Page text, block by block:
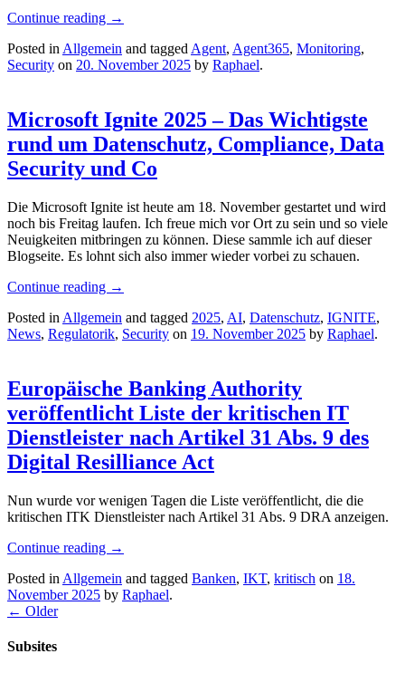
Continue reading →
Posted in Allgemein and tagged Agent, Agent365, Monitoring,
Security on 20. November 2025 by Raphael.
Microsoft Ignite 2025 – Das Wichtigste
rund um Datenschutz, Compliance, Data
Security und Co
Die Microsoft Ignite ist heute am 18. November gestartet und wird
noch bis Freitag laufen. Ich freue mich vor Ort zu sein und so viele
Neuigkeiten mitbringen zu können. Diese sammle ich auf dieser
Blogseite. Es lohnt sich also immer wieder vorbei zu schauen.
Continue reading →
Posted in Allgemein and tagged 2025, AI, Datenschutz, IGNITE,
News, Regulatorik, Security on 19. November 2025 by Raphael.
Europäische Banking Authority
veröffentlicht Liste der kritischen IT
Dienstleister nach Artikel 31 Abs. 9 des
Digital Resilliance Act
Nun wurde vor wenigen Tagen die Liste veröffentlicht, die die
kritischen ITK Dienstleister nach Artikel 31 Abs. 9 DRA anzeigen.
Continue reading →
Posted in Allgemein and tagged Banken, IKT, kritisch on 18.
November 2025 by Raphael.
← Older
Subsites